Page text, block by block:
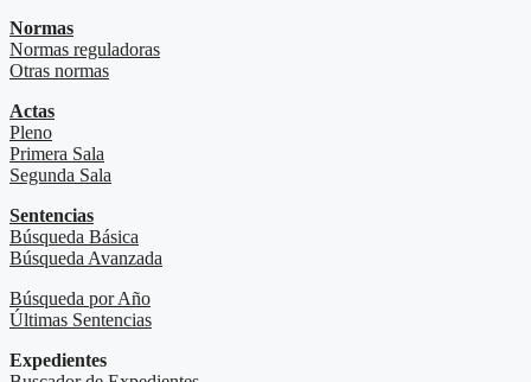
Normas
Normas reguladoras
Otras normas
Actas
Pleno
Primera Sala
Segunda Sala
Sentencias
Búsqueda Básica
Búsqueda Avanzada
Búsqueda por Año
Últimas Sentencias
Expedientes